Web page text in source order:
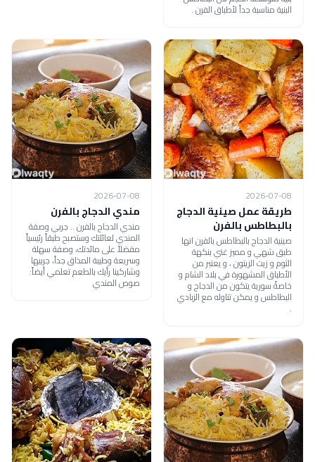
البنية مناسبة جداً لأطباق الفرن .
2026-07-08
طريقة عمل صينية الدجاج
بالبطاطس بالفرن
صينية الدجاج بالبطاطس بالفرن انها
طبق شهي و مميز غني بنكهة
الثوم و زيت الزيتون ، و يعتبر من
الأطباق المشهورة في بلاد الشام و
خاصةً سورية يتكون من الدجاج و
البطاطس و يمكن تناوله مع الزبادي
.
2026-07-08
مندي الدجاج بالفرن
مندي الدجاج بالفرن .. جربي وصفة
المندي لعائلتك وستصبح طبقاً رئيسياً
مفضلاً على مائدتك، وصفة سهلة
وسريعة وطيبة المذاق جداً، جربيها
وشاركينا رأيك بالطعم تعلمي أيضاً:
صوص المندي